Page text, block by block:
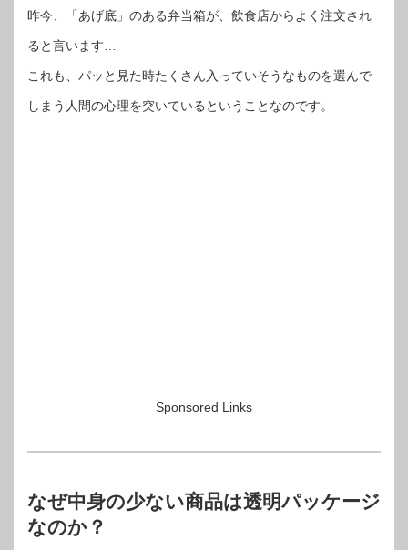
昨今、「あげ底」のある弁当箱が、飲食店からよく注文され
ると言います…
これも、パッと見た時たくさん入っていそうなものを選んで
しまう人間の心理を突いているということなのです。
Sponsored Links
なぜ中身の少ない商品は透明パッケージ
なのか？